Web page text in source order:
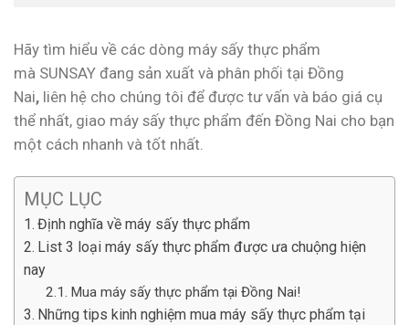
Hãy tìm hiểu về các dòng máy sấy thực phẩm
mà SUNSAY đang sản xuất và phân phối tại Đồng
Nai, liên hệ cho chúng tôi để được tư vấn và báo giá cụ
thể nhất, giao máy sấy thực phẩm đến Đồng Nai cho bạn
một cách nhanh và tốt nhất.
MỤC LỤC
Định nghĩa về máy sấy thực phẩm
List 3 loại máy sấy thực phẩm được ưa chuộng hiện
nay
Mua máy sấy thực phẩm tại Đồng Nai!
Những tips kinh nghiệm mua máy sấy thực phẩm tại